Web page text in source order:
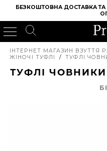
БЕЗКОШТОВНА ДОСТАВКА
ІНТЕРНЕТ МАГАЗИН ВЗУТТЯ
ЖІНОЧІ ТУФЛІ
/ ТУФЛІ
ТУФЛІ ЧОВНИКИ